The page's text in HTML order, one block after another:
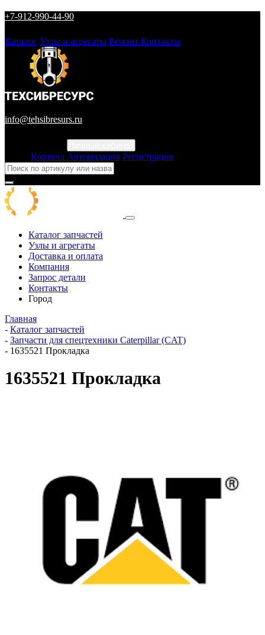
+7-912-990-44-90
Каталог Узлы и агрегаты Ремонт Контакты
info@tehsibresurs.ru
Корзина Авторизация Регистрация
Каталог запчастей
Узлы и агрегаты
Доставка и оплата
Компания
Запрос детали
Контакты
Город
Главная
- Каталог запчастей
- Запчасти для спецтехники Caterpillar (CAT)
- 1635521 Прокладка
1635521 Прокладка